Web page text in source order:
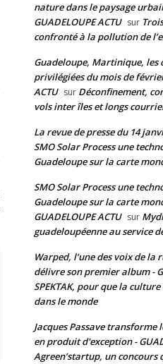
nature dans le paysage
GUADELOUPE ACTU sur
confronté à la pollution de
Guadeloupe, Martinique, les
privilégiées du mois de février
ACTU sur Déconfinement,
vols inter îles et longs
La revue de presse du 14
SMO Solar Process une
Guadeloupe sur la carte
SMO Solar Process une
Guadeloupe sur la carte
GUADELOUPE ACTU sur
guadeloupéenne au service
Warped, l’une des voix de la
délivre son premier album -
SPEKTAK, pour que la
dans le monde
Jacques Passave transforme
en produit d'exception -
Agreen’startup, un concours